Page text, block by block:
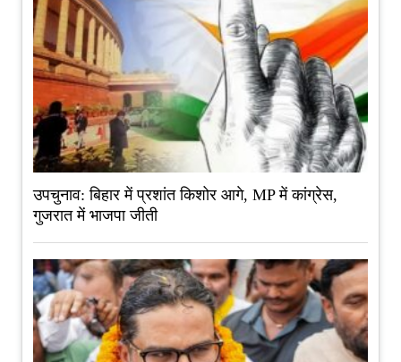
उपचुनाव: बिहार में प्रशांत किशोर आगे, MP में कांग्रेस,
गुजरात में भाजपा जीती